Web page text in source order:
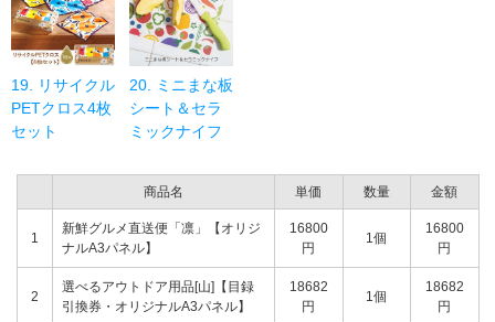
19. リサイクル
PETクロス4枚
セット
20. ミニまな板
シート＆セラ
ミックナイフ
商品名 単価 数量 金額
1
新鮮グルメ直送便「凛」【オリジ
ナルA3パネル】
16800
円
1個
16800
円
2
選べるアウトドア用品[山]【目録
引換券・オリジナルA3パネル】
18682
円
1個
18682
円